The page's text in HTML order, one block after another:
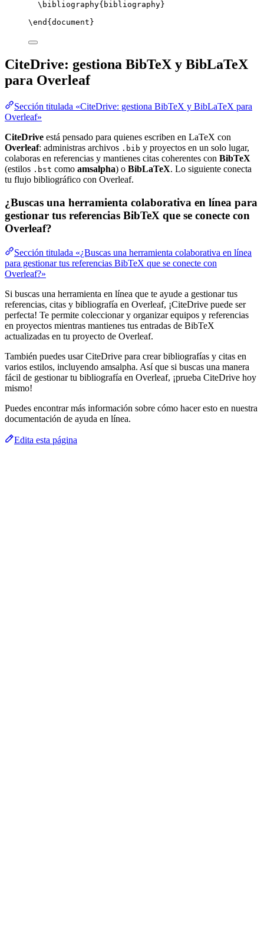
\bibliography{bibliography}
\end { document }
CiteDrive: gestiona BibTeX y BibLaTeX
para Overleaf
Sección titulada «CiteDrive: gestiona BibTeX y BibLaTeX para
Overleaf»
CiteDrive está pensado para quienes escriben en LaTeX con
Overleaf: administras archivos .bib y proyectos en un solo lugar,
colaboras en referencias y mantienes citas coherentes con BibTeX
(estilos .bst como amsalpha) o BibLaTeX. Lo siguiente conecta
tu flujo bibliográfico con Overleaf.
¿Buscas una herramienta colaborativa en línea para
gestionar tus referencias BibTeX que se conecte con
Overleaf?
Sección titulada «¿Buscas una herramienta colaborativa en línea
para gestionar tus referencias BibTeX que se conecte con
Overleaf?»
Si buscas una herramienta en línea que te ayude a gestionar tus
referencias, citas y bibliografía en Overleaf, ¡CiteDrive puede ser
perfecta! Te permite coleccionar y organizar equipos y referencias
en proyectos mientras mantienes tus entradas de BibTeX
actualizadas en tu proyecto de Overleaf.
También puedes usar CiteDrive para crear bibliografías y citas en
varios estilos, incluyendo amsalpha. Así que si buscas una manera
fácil de gestionar tu bibliografía en Overleaf, ¡prueba CiteDrive hoy
mismo!
Puedes encontrar más información sobre cómo hacer esto en nuestra
documentación de ayuda en línea.
Edita esta página